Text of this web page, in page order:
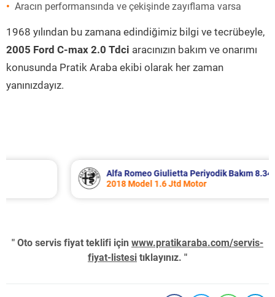
Aracın performansında ve çekişinde zayıflama varsa
1968 yılından bu zamana edindiğimiz bilgi ve tecrübeyle,
2005 Ford C-max 2.0 Tdci aracınızın bakım ve onarımı
konusunda Pratik Araba ekibi olarak her zaman
yanınızdayız.
Alfa Romeo Giulietta Periyodik Bakım 8.340 TL
2018 Model 1.6 Jtd Motor
" Oto servis fiyat teklifi için www.pratikaraba.com/servis-
fiyat-listesi tıklayınız. "